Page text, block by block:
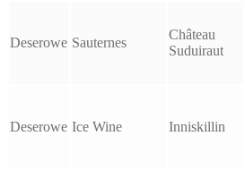
Deserowe Sauternes
Château
Suduiraut
Deserowe Ice Wine Inniskillin